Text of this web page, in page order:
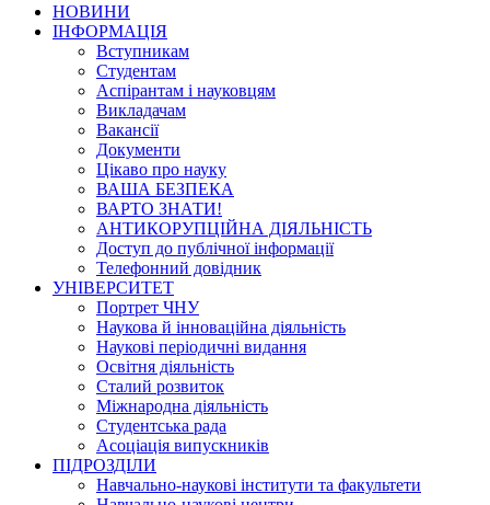
НОВИНИ
ІНФОРМАЦІЯ
Вступникам
Студентам
Аспірантам і науковцям
Викладачам
Вакансії
Документи
Цікаво про науку
ВАША БЕЗПЕКА
ВАРТО ЗНАТИ!
АНТИКОРУПЦІЙНА ДІЯЛЬНІСТЬ
Доступ до публічної інформації
Телефонний довідник
УНІВЕРСИТЕТ
Портрет ЧНУ
Наукова й інноваційна діяльність
Наукові періодичні видання
Освітня діяльність
Сталий розвиток
Міжнародна діяльність
Студентська рада
Асоціація випускників
ПІДРОЗДІЛИ
Навчально-наукові інститути та факультети